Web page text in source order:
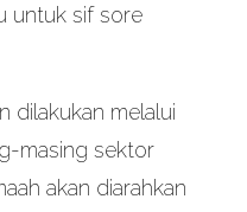
untuk sif sore
dilakukan melalui
masing sektor
akan diarahkan